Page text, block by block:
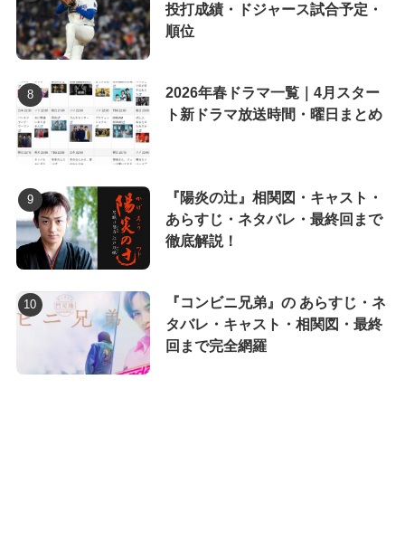
投打成績・ドジャース試合予定・
順位
2026年春ドラマ一覧｜4月スター
ト新ドラマ放送時間・曜日まとめ
『陽炎の辻』相関図・キャスト・
あらすじ・ネタバレ・最終回まで
徹底解説！
『コンビニ兄弟』の あらすじ・ネ
タバレ・キャスト・相関図・最終
回まで完全網羅